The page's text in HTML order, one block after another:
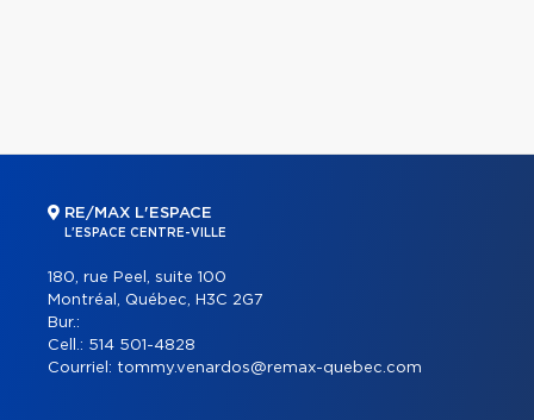
RE/MAX L'ESPACE
L'ESPACE CENTRE-VILLE
180, rue Peel, suite 100
Montréal, Québec, H3C 2G7
Bur.:
Cell.: 514 501-4828
Courriel: tommy.venardos@remax-quebec.com